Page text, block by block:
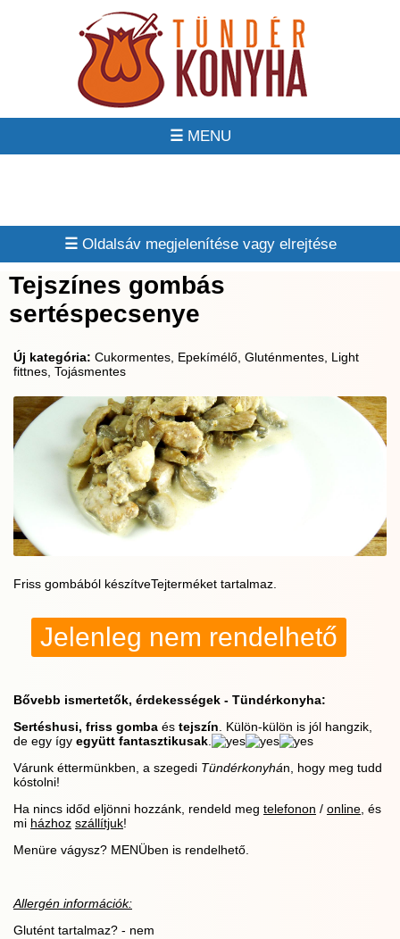
☰
☰
Tejszínes gombás
sertéspecsenye
Új kategória: Cukormentes, Epekímélő, Gluténmentes, Light
fittnes, Tojásmentes
Friss gombából készítveTejterméket tartalmaz.
Jelenleg nem rendelhető
Bővebb ismertetők, érdekességek - Tündérkonyha:
Sertéshusi, friss gomba és tejszín. Külön-külön is jól hangzik,
de egy így együtt fantasztikusak.
Várunk éttermünkben, a szegedi Tündérkonyhán, hogy meg tudd
kóstolni!
Ha nincs időd eljönni hozzánk, rendeld meg telefonon / online, és
mi házhoz szállítjuk!
Menüre vágysz? MENÜben is rendelhető.
Allergén információk:
Glutént tartalmaz? - nem